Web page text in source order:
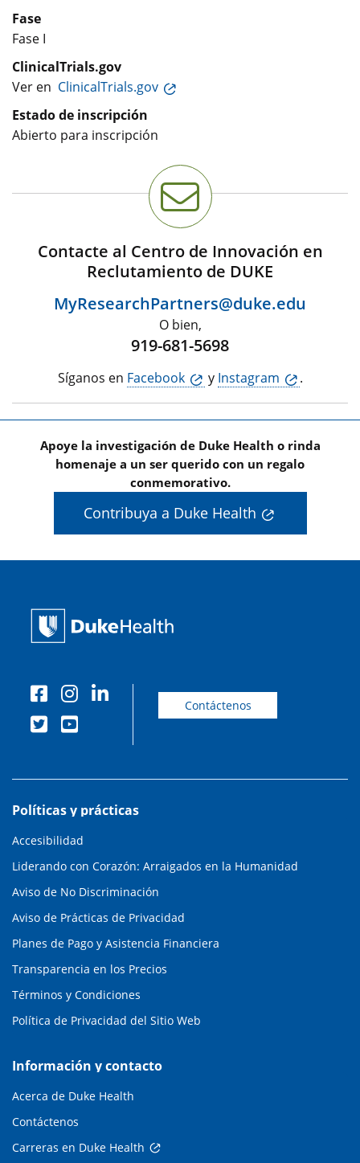
Fase
Fase I
ClinicalTrials.gov
Ver en ClinicalTrials.gov
Estado de inscripción
Abierto para inscripción
Contacte al Centro de Innovación en
Reclutamiento de DUKE
MyResearchPartners@duke.edu
O bien,
919-681-5698
Síganos en Facebook y Instagram .
Apoye la investigación de Duke Health o rinda
homenaje a un ser querido con un regalo
conmemorativo.
Contribuya a Duke Health
Contáctenos
Políticas y prácticas
Accesibilidad
Liderando con Corazón: Arraigados en la Humanidad
Aviso de No Discriminación
Aviso de Prácticas de Privacidad
Planes de Pago y Asistencia Financiera
Transparencia en los Precios
Términos y Condiciones
Política de Privacidad del Sitio Web
Información y contacto
Acerca de Duke Health
Contáctenos
Carreras en Duke Health